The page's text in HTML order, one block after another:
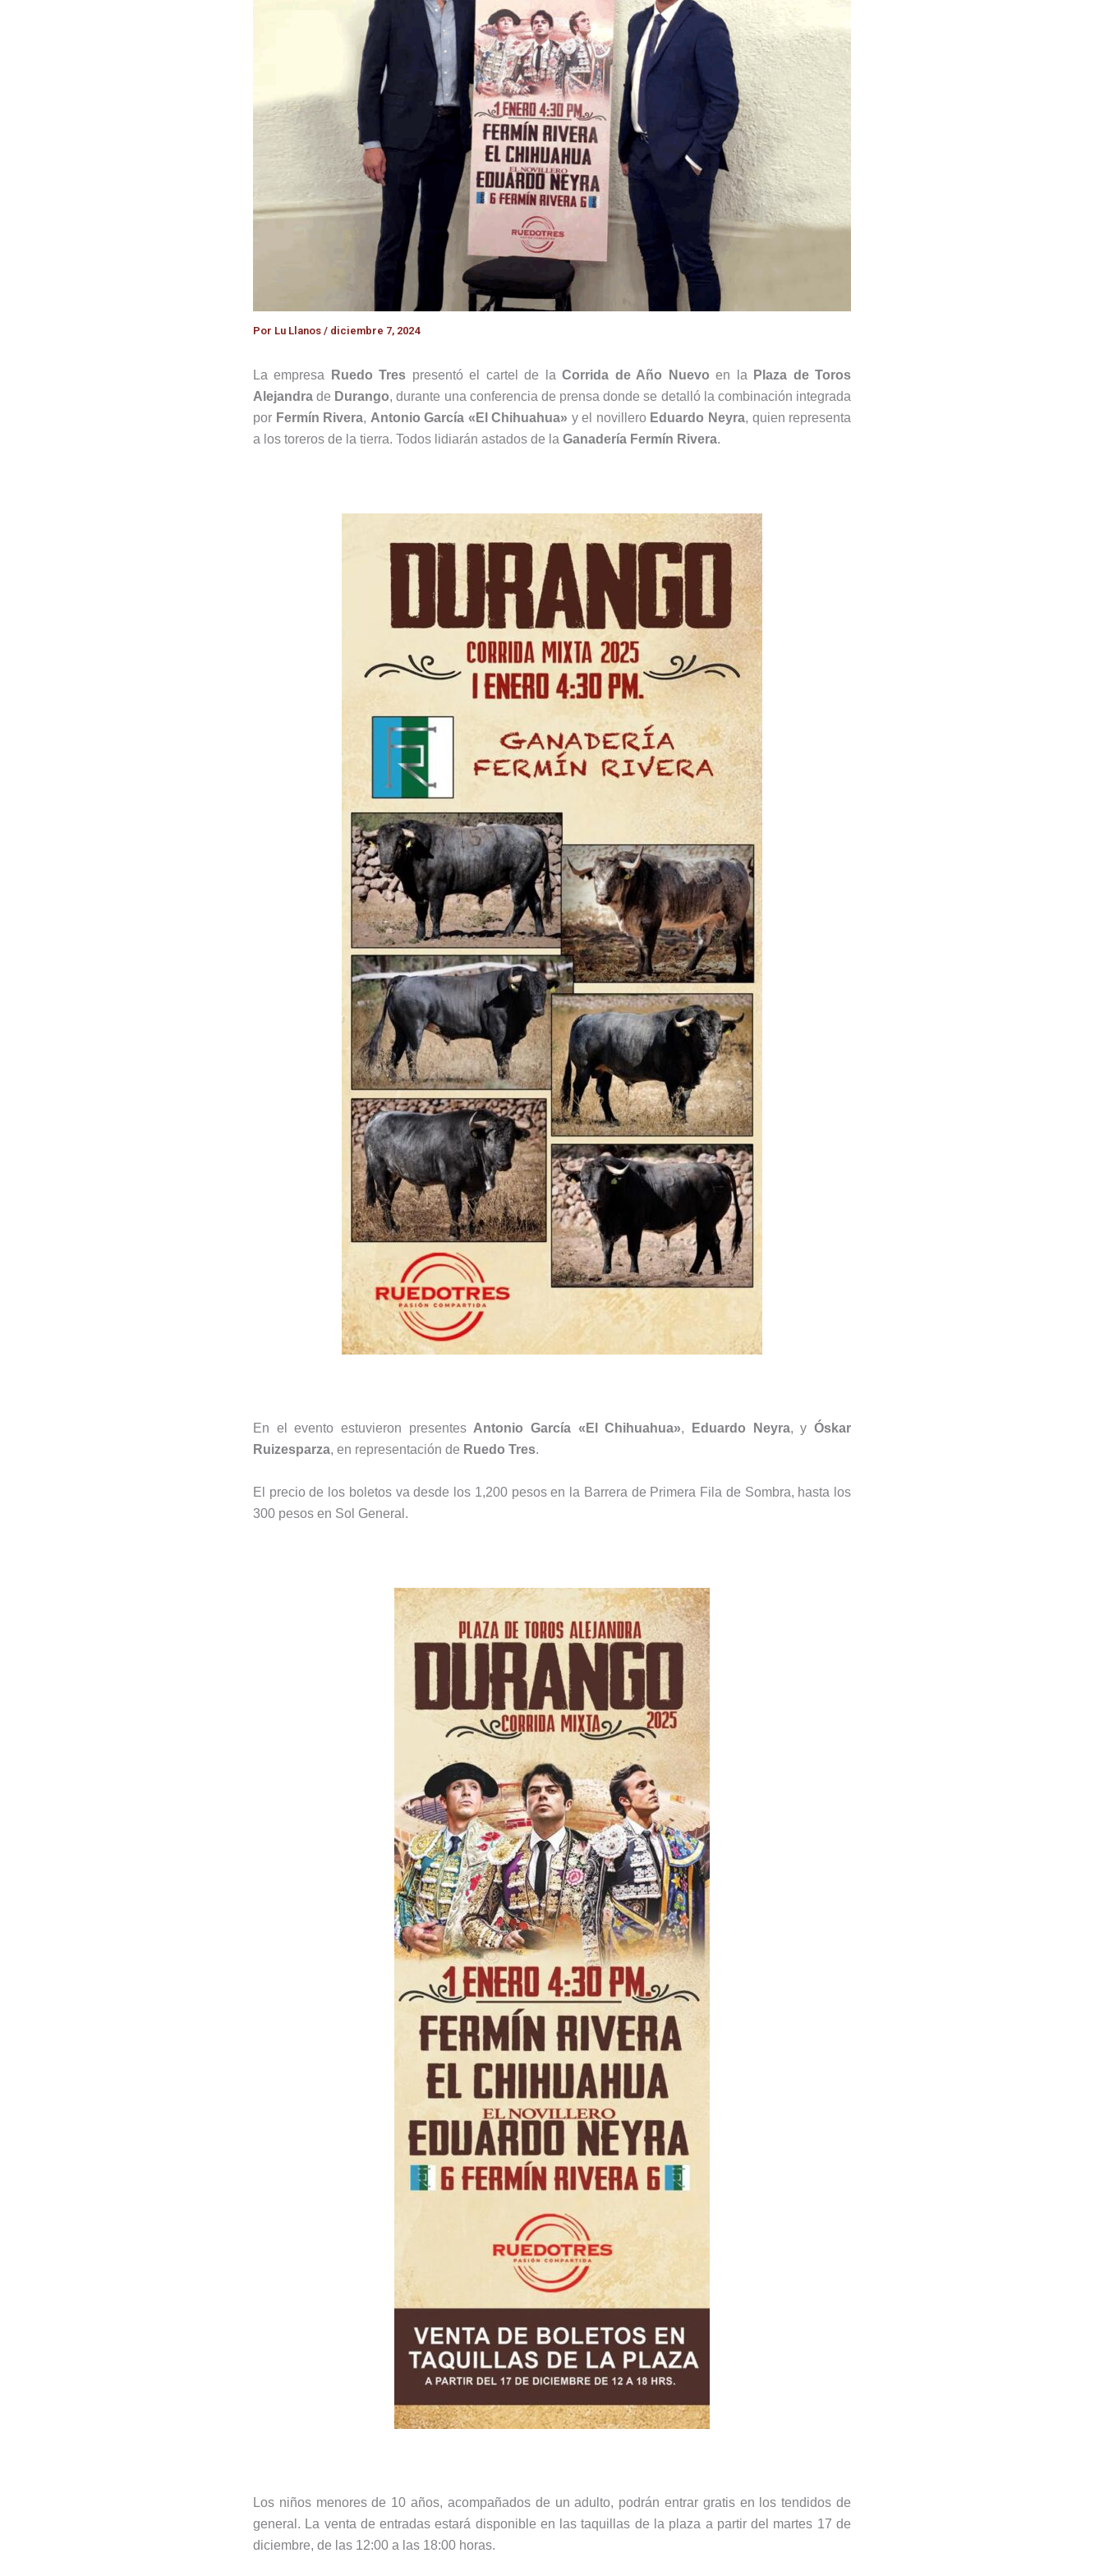
Por Lu Llanos / diciembre 7, 2024
La empresa Ruedo Tres presentó el cartel de laCorrida de Año Nuevo en la
Plaza de Toros
Alejandra de Durango, durante una conferencia de prensa donde se detalló la combinación integrada
por Fermín Rivera, Antonio García «El Chihuahua» y el novillero Eduardo Neyra, quien representa
a los toreros de la tierra. Todos lidiarán astados de la Ganadería Fermín Rivera.
En el evento estuvieron presentes Antonio García «El Chihuahua», Eduardo Neyra, yÓskar
Ruizesparza, en representación de Ruedo Tres.
El precio de los boletos va desde los 1,200 pesos en la Barrera de Primera Fila de Sombra, hasta los
300 pesos en Sol General.
Los niños menores de 10 años, acompañados de un adulto, podrán entrar gratis en los tendidos de
general. La venta de entradas estará disponible en las taquillas de la plaza a partir del martes 17 de
diciembre, de las 12:00 a las 18:00 horas.